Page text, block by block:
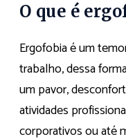
O que é
Ergofobia é um
trabalho, dessa
um pavor,
atividades
corporativos ou até